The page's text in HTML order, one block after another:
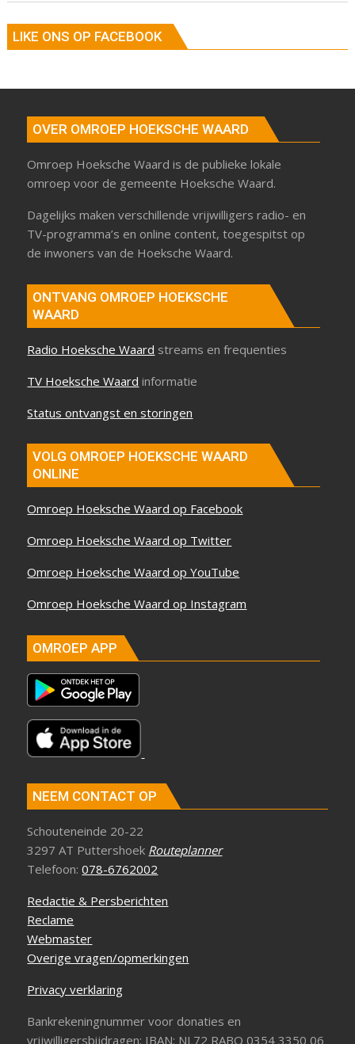
LIKE ONS OP FACEBOOK
OVER OMROEP HOEKSCHE WAARD
Omroep Hoeksche Waard is de publieke lokale
omroep voor de gemeente Hoeksche Waard.
Dagelijks maken verschillende vrijwilligers radio- en
TV-programma’s en online content, toegespitst op
de inwoners van de Hoeksche Waard.
ONTVANG OMROEP HOEKSCHE
WAARD
Radio Hoeksche Waard streams en frequenties
TV Hoeksche Waard informatie
Status ontvangst en storingen
VOLG OMROEP HOEKSCHE WAARD
ONLINE
Omroep Hoeksche Waard op Facebook
Omroep Hoeksche Waard op Twitter
Omroep Hoeksche Waard op YouTube
Omroep Hoeksche Waard op Instagram
OMROEP APP
NEEM CONTACT OP
Schouteneinde 20-22
3297 AT Puttershoek Routeplanner
Telefoon:078-6762002
Redactie & Persberichten
Reclame
Webmaster
Overige vragen/opmerkingen
Privacy verklaring
Bankrekeningnummer voor donaties en
vrijwilligersbijdragen: IBAN: NL72 RABO 0354 3350 06